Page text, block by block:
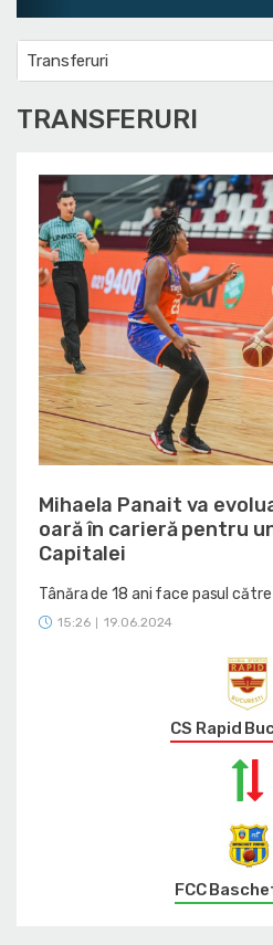
Transferuri
TRANSFERURI
Mihaela Panait va
oară în carieră pentru
Capitalei
Tânăra de 18 ani face pasul
15:26 19.06.2024
CS Rapid
FCC